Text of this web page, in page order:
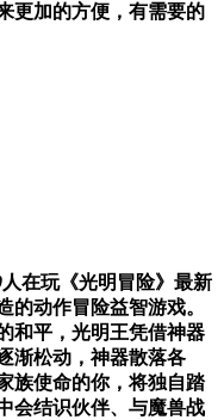
更加的方便，有需要的
人在玩《光明冒险》最新
的动作冒险益智游戏。
和平，光明王凭借神器
渐松动，神器散落各
族使命的你，将独自踏
会结识伙伴、与魔兽战